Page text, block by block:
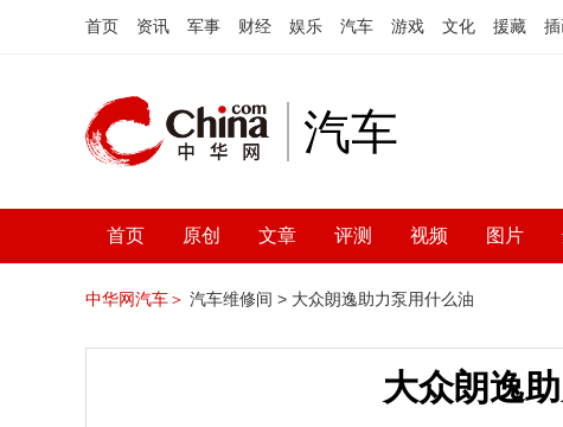
首页 资讯 军事 财经 娱乐 汽车 游戏 文化 援藏
汽车
首页 原创 文章 评测 视频 图片
中华网汽车＞ 汽车维修间 > 大众朗逸助力泵用什么油
大众朗逸